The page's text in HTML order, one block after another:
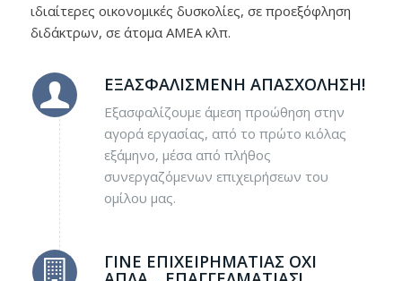
ιδιαίτερες οικονομικές δυσκολίες, σε προεξόφληση
διδάκτρων, σε άτομα ΑΜΕΑ κλπ.
ΕΞΑΣΦΑΛΙΣΜΈΝΗ ΑΠΑΣΧΌΛΗΣΗ!
Εξασφαλίζουμε άμεση προώθηση στην
αγορά εργασίας, από το πρώτο κιόλας
εξάμηνο, μέσα από πλήθος
συνεργαζόμενων επιχειρήσεων του
ομίλου μας.
ΓΊΝΕ ΕΠΙΧΕΙΡΗΜΑΤΊΑΣ ΌΧΙ